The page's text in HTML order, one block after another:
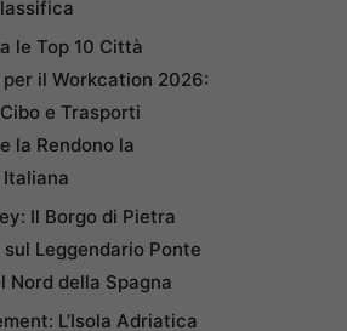
le Top 10 Città
il Workcation 2026:
e Trasporti
la Rendono la
Il Borgo di Pietra
sul Leggendario Ponte
Nord della Spagna
L’Isola Adriatica